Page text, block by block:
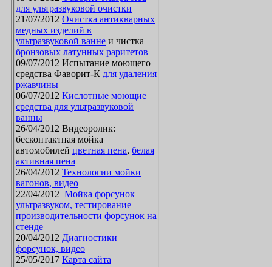
для ультразвуковой очистки
21/07/2012 Очистка антикварных
медных изделий в
ультразвуковой ванне и чистка
бронзовых латунных раритетов
09/07/2012 Испытание моющего
средства Фаворит-К для удаления
ржавчины
06/07/2012 Кислотные моющие
средства для ультразвуковой
ванны
26/04/2012 Видеоролик:
бесконтактная мойка
автомобилей цветная пена, белая
активная пена
26/04/2012 Технологии мойки
вагонов, видео
22/04/2012 Мойка форсунок
ультразвуком, тестирование
производительности форсунок на
стенде
20/04/2012 Диагностики
форсунок, видео
25/05/2017 Карта сайта